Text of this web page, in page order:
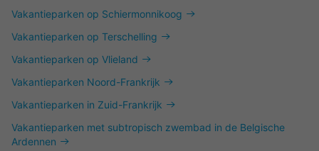
Vakantieparken op Schiermonnikoog
Vakantieparken op Terschelling
Vakantieparken op Vlieland
Vakantieparken Noord-Frankrijk
Vakantieparken in Zuid-Frankrijk
Vakantieparken met subtropisch zwembad in de Belgische
Ardennen